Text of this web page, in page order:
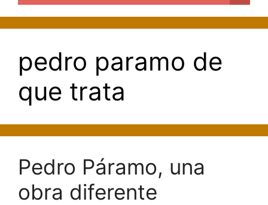
pedro paramo de
que trata
Pedro Páramo, una
obra diferente